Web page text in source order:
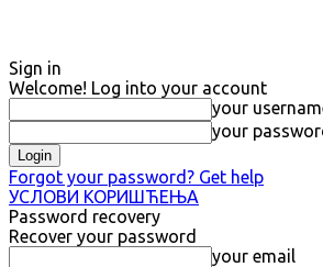
Sign in
Welcome! Log into your account
your
your
Forgot your password? Get help
УСЛОВИ КОРИШЋЕЊА
Password recovery
Recover your password
your email